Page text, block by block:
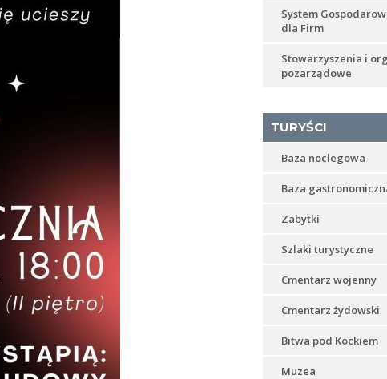
System
dla Firm
Stowarzyszenia i
pozarządowe
TURYŚCI
Baza noclegowa
Baza
Zabytki
Szlaki turystyczne
Cmentarz wojenny
Cmentarz żydowski
Bitwa pod Kockiem
Muzea